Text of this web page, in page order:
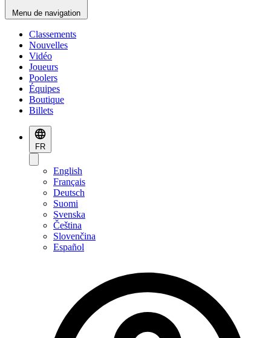
Menu de navigation
Classements
Nouvelles
Vidéo
Joueurs
Poolers
Équipes
Boutique
Billets
FR
English
Français
Deutsch
Suomi
Svenska
Čeština
Slovenčina
Español